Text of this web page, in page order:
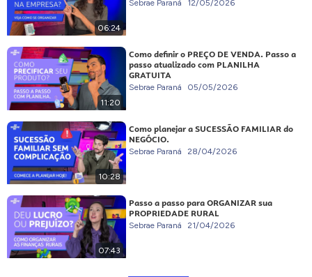
06:24
Sebrae Paraná 12/05/2026
11:20
Como definir o PREÇO DE VENDA. Passo a
passo atualizado com PLANILHA
GRATUITA
Sebrae Paraná 05/05/2026
10:28
Como planejar a SUCESSÃO FAMILIAR do
NEGÓCIO.
Sebrae Paraná 28/04/2026
07:43
Passo a passo para ORGANIZAR sua
PROPRIEDADE RURAL
Sebrae Paraná 21/04/2026